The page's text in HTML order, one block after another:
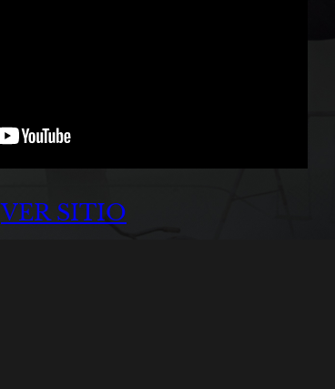
VER SITIO